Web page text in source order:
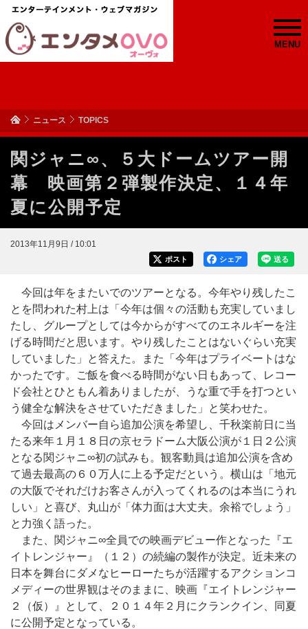
MENU
ニュース TOPICS
関ジャニ∞、５大ドームツアー開
幕 映画第２弾製作決定、１４年
夏に公開予定
2013年11月9日 / 10:01
送る
シェア
ポスト
今回は年をまたいでのツアーとなる。今年やり残したこ
とを問われた村上は「今年は個々の活動も充実していまし
たし、グループとしては今からがすべてのエネルギーを注
げる時間だと思います。やり残したことはないぐらい充実
していました」と答えた。また「今年はプライベートはな
かったです。ご飯を食べる時間がない日もあって、レコー
ド会社とひともん着ありましたが、うな重で手を打つとい
う健全な解決をさせていただきました」と笑わせた。
今回はメンバー自ら追加公演を希望し、千秋楽前日に当
たる来年１月１８日の京セラドーム大阪公演が１日２公演
となる関ジャニ∞初の試みも。観客動員は追加公演を含め
て過去最高の６０万人に上る予定だという。横山は「地元
の大阪でそれだけお客さんが入ってくれるのは本当にうれ
しい」と喜び、丸山が「体力面は大丈夫。余裕でしょう」
と力強く語った。
また、関ジャニ∞全員での映画デビュー作となった『エ
イトレンジャー』（１２）の続編の製作が決定。近未来の
日本を舞台にダメなヒーローたちが活躍するアクションコ
メディーの世界観はそのままに、映画『エイトレンジャー
２（仮）』として、２０１４年２月にクランクイン、同夏
に公開予定となっている。